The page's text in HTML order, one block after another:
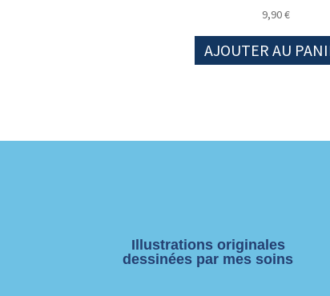
9,90€
AJOUTER AU
Illustrations originales
dessinées par mes soins